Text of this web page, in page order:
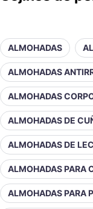
ALMOHADAS
ALMOHADAS
ALMOHADAS
ALMOHADAS DE
ALMOHADAS DE
ALMOHADAS PARA
ALMOHADAS PARA